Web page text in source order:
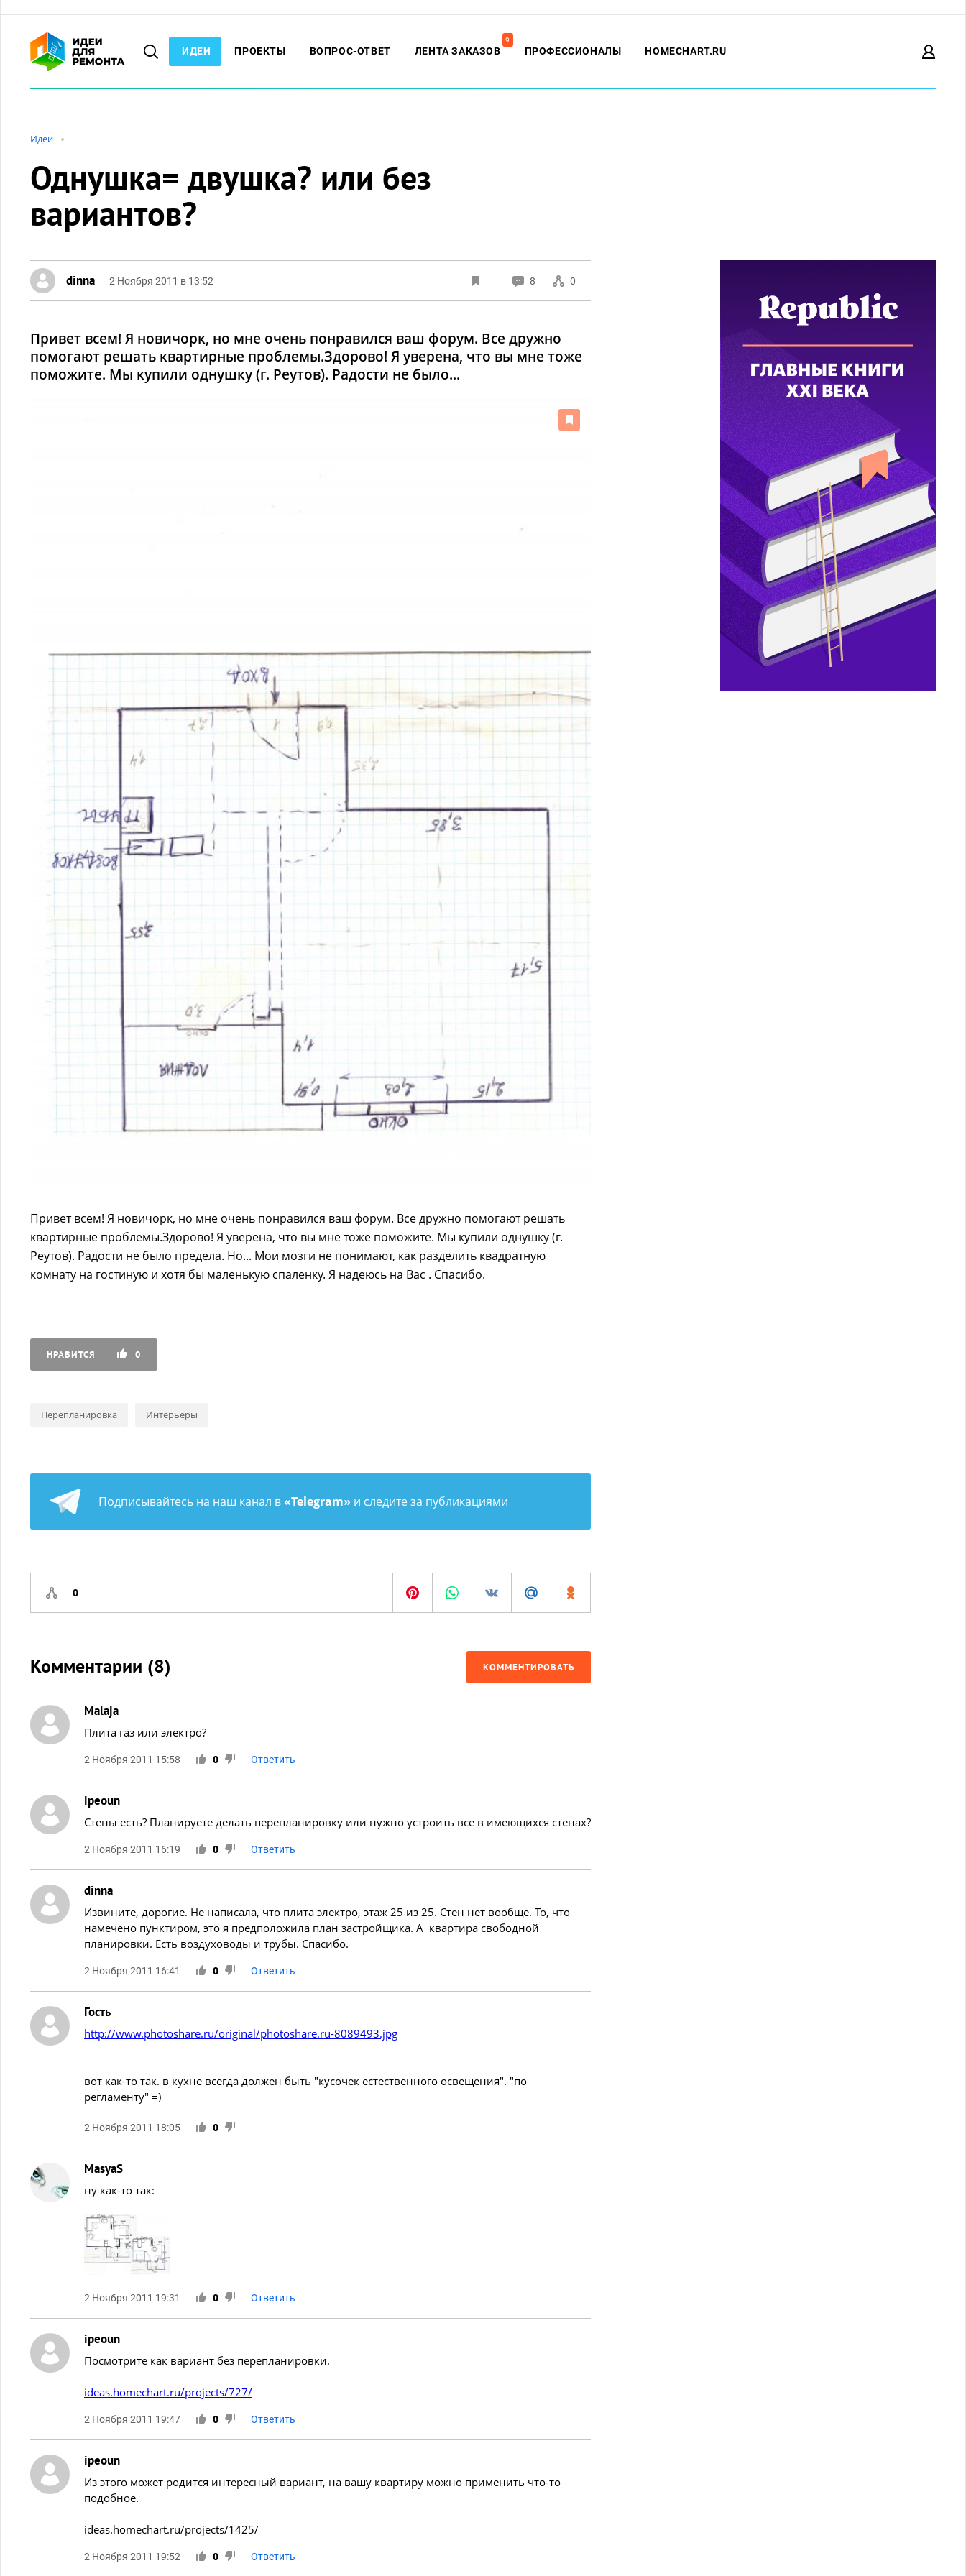
ИДЕИ ПРОЕКТЫ ВОПРОС-ОТВЕТ ЛЕНТА ЗАКАЗОВ
9
ПРОФЕССИОНАЛЫ HOMECHART.RU
Идеи
Однушка= двушка? или без
вариантов?
dinna 2 Ноября 2011 в 13:52 8 0
Привет всем! Я новичорк, но мне очень понравился ваш форум. Все дружно
помогают решать квартирные проблемы.Здорово! Я уверена, что вы мне тоже
поможите. Мы купили однушку (г. Реутов). Радости не было...
Привет всем! Я новичорк, но мне очень понравился ваш форум. Все дружно помогают решать
квартирные проблемы.Здорово! Я уверена, что вы мне тоже поможите. Мы купили однушку (г.
Реутов). Радости не было предела. Но... Мои мозги не понимают, как разделить квадратную
комнату на гостиную и хотя бы маленькую спаленку. Я надеюсь на Вас . Спасибо.
НРАВИТСЯ 0
Перепланировка Интерьеры
Подписывайтесь на наш канал в«Telegram» и следите за публикациями
0
Комментарии (8) КОММЕНТИРОВАТЬ
Malaja
Плита газ или электро?
2 Ноября 2011 15:58 0 Ответить
ipeoun
Стены есть? Планируете делать перепланировку или нужно устроить все в имеющихся стенах?
2 Ноября 2011 16:19 0 Ответить
dinna
Извините, дорогие. Не написала, что плита электро, этаж 25 из 25. Стен нет вообще. То, что
намечено пунктиром, это я предположила план застройщика. А квартира свободной
планировки. Есть воздуховоды и трубы. Спасибо.
2 Ноября 2011 16:41 0 Ответить
Гость
http://www.photoshare.ru/original/photoshare.ru-8089493.jpg
вот как-то так. в кухне всегда должен быть "кусочек естественного освещения". "по
регламенту" =)
2 Ноября 2011 18:05 0
MasyaS
ну как-то так:
2 Ноября 2011 19:31 0 Ответить
ipeoun
Посмотрите как вариант без перепланировки.
ideas.homechart.ru/projects/727/
2 Ноября 2011 19:47 0 Ответить
ipeoun
Из этого может родится интересный вариант, на вашу квартиру можно применить что-то
подобное.
ideas.homechart.ru/projects/1425/
2 Ноября 2011 19:52 0 Ответить